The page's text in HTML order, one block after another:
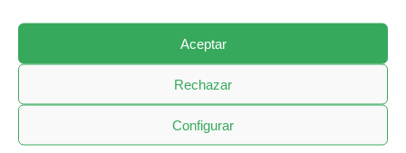
Aceptar
Rechazar
Configurar
apalabrado algún sofá gratis así que parece que alguna que
otra noche nos podremos ahorrar.
– Lo caro: Finlandia y Suecia. Países con un nivel de
precios mucho más alto que España, e infinitamente
mayor que en los anteriores. Calculamos que por menos